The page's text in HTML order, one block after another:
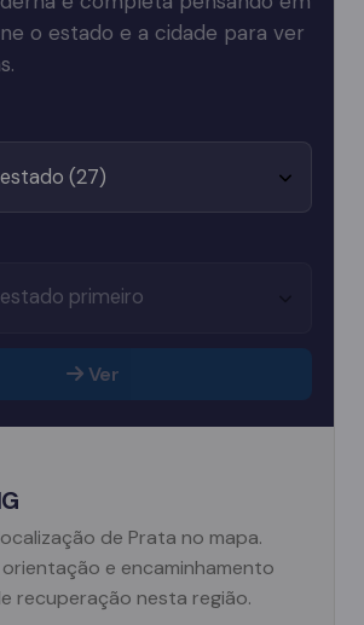
o estado e a cidade para ver
Ver
de Prata no mapa.
e encaminhamento
recuperação nesta região.